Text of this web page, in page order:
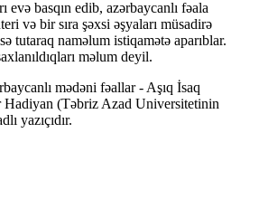
basqın edib, azərbaycanlı fəala
və bir sıra şəxsi əşyaları müsadirə
tutaraq naməlum istiqamətə aparıblar.
məlum deyil.
mədəni fəallar - Aşıq İsaq
Hadiyan (Təbriz Azad Universitetinin
yazıçıdır.